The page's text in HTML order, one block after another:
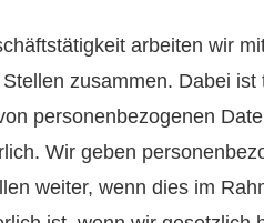
arbeiten wir
zusammen. Dabei ist
personenbezogenen
Wir geben
weiter, wenn dies im